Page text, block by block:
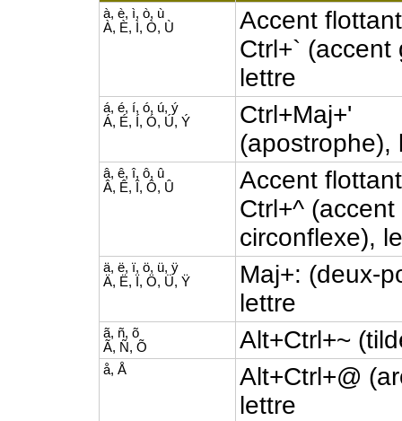
à, è, ì, ò, ù
À, È, Ì, Ò, Ù
Accent
Ctrl+` (accent
lettre
á, é, í, ó, ú, ý
Á, É, Í, Ó, Ú, Ý
Ctrl+Maj+'
(apostrophe),
â, ê, î, ô, û
Â, Ê, Î, Ô, Û
Accent
Ctrl+^ (accent
circonflexe),
ä, ë, ï, ö, ü, ÿ
Ä, Ë, Ï, Ö, Ü, Ÿ
Maj+: (deux-
lettre
ã, ñ, õ
Ã, Ñ, Õ
Alt+Ctrl+~
å, Å
Alt+Ctrl+@
lettre